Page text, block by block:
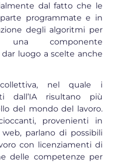
dal fatto che le
programmate e in
degli algoritmi per
componente
luogo a scelte anche
nel quale i
dall’IA risultano più
del mondo del lavoro.
provenienti in
parlano di possibili
con licenziamenti di
delle competenze per